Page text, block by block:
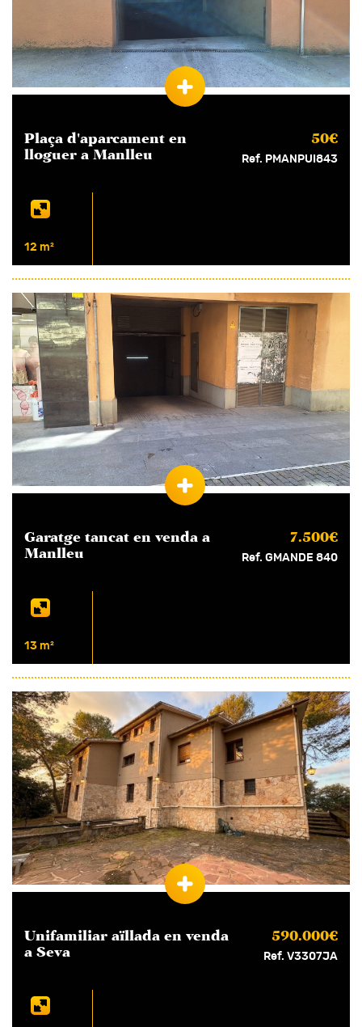
Plaça d'aparcament en
lloguer a Manlleu
50€
Ref. PMANPUI843
12 m²
Garatge tancat en venda a
Manlleu
7.500€
Ref. GMANDE 840
13 m²
Unifamiliar aïllada en venda
a Seva
590.000€
Ref. V3307JA